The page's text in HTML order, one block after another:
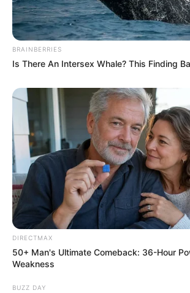
Tags ફેસબુક
અમારી યુટ્યુબ ચેનલ ને Subscribe કરો
Latest News
અમદાવાદમાં મેયરને જોતા જ 3
રહેલા લોકોનો બાટલો ફાટ્યો
‘વિદ્યાર્થીઓને મારવાનો
BRAINBERRIES
Is There An Intersex Whale? This Finding
DIRECTMAX
50+ Man's Ultimate Comeback: 36-Hour
Weakness
BUZZ DAY